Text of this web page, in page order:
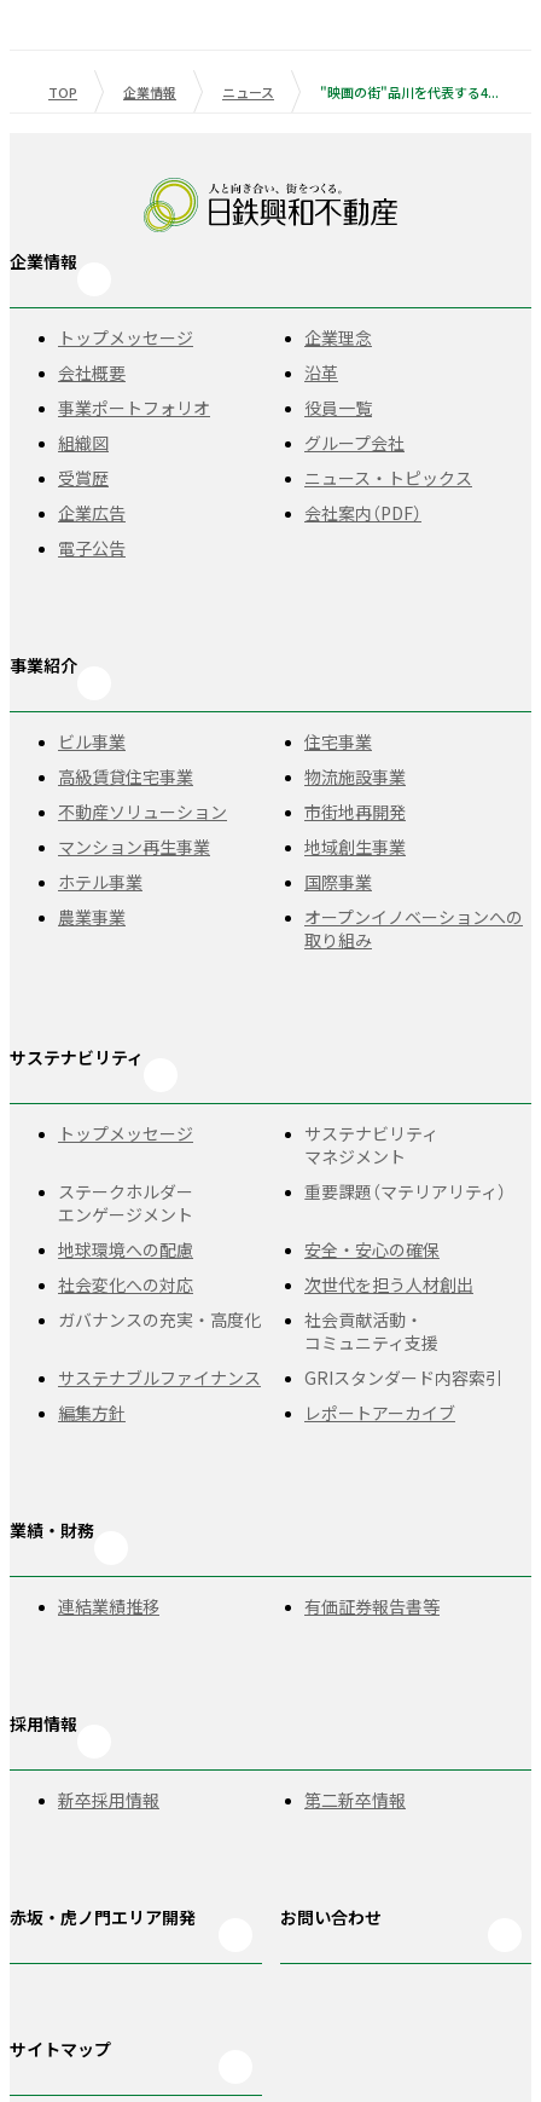
TOP 企業情報 ニュース
企業情報
トップメッセージ 企業理念
会社概要 沿革
事業ポートフォリオ 役員一覧
組織図 グループ会社
受賞歴 ニュース・トピックス
企業広告 会社案内（PDF）
電子公告
事業紹介
ビル事業 住宅事業
高級賃貸住宅事業 物流施設事業
不動産ソリューション 市街地再開発
マンション再生事業 地域創生事業
ホテル事業 国際事業
農業事業
オープンイノベーションへの
取り組み
サステナビリティ
トップメッセージ
サステナビリティ
マネジメント
ステークホルダー
エンゲージメント
重要課題 （マテリアリティ）
地球環境への配慮 安全・安心の確保
社会変化への対応 次世代を担う人材創出
ガバナンスの充実・ 高度化
社会貢献活動・
コミュニティ支援
サステナブルファイナンス GRIスタンダード 内容索引
編集方針 レポートアーカイブ
業績・財務
連結業績推移 有価証券報告書等
採用情報
新卒採用情報 第二新卒情報
赤坂・虎ノ門 エリア開発 お問い合わせ
サイトマップ